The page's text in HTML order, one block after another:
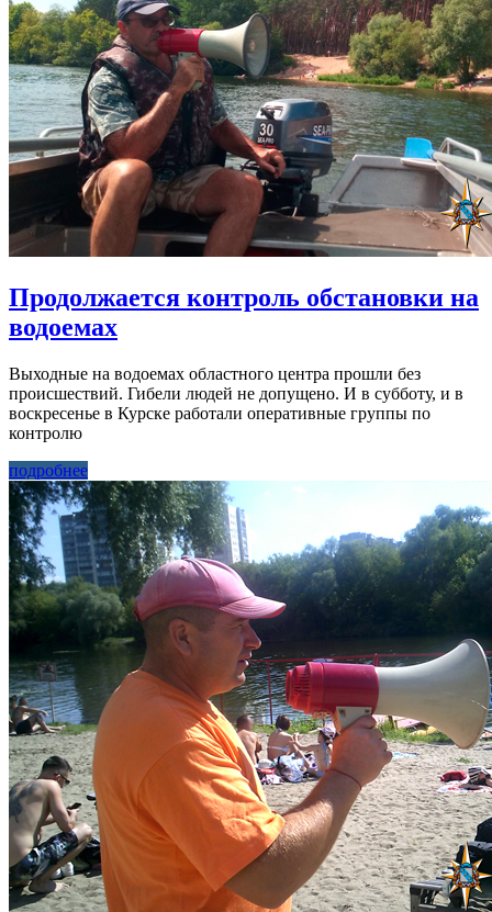
Продолжается контроль обстановки на
водоемах
Выходные на водоемах областного центра прошли без
происшествий. Гибели людей не допущено. И в субботу, и в
воскресенье в Курске работали оперативные группы по
контролю
подробнее